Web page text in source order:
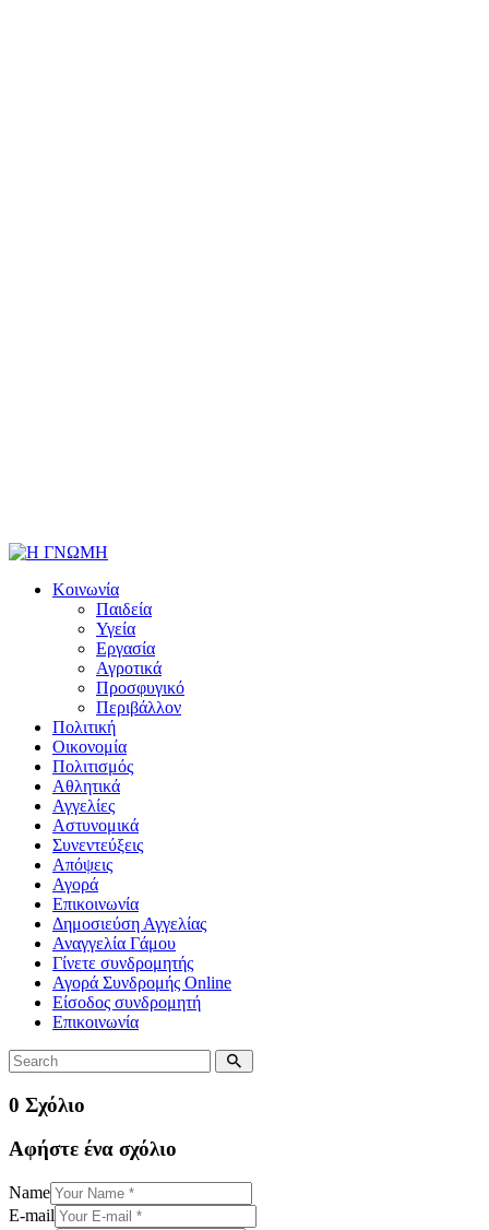
Κοινωνία
Παιδεία
Υγεία
Εργασία
Αγροτικά
Προσφυγικό
Περιβάλλον
Πολιτική
Οικονομία
Πολιτισμός
Αθλητικά
Αγγελίες
Αστυνομικά
Συνεντεύξεις
Απόψεις
Αγορά
Επικοινωνία
Δημοσιεύση Αγγελίας
Αναγγελία Γάμου
Γίνετε συνδρομητής
Αγορά Συνδρομής Online
Είσοδος συνδρομητή
Επικοινωνία
0 Σχόλιο
Αφήστε ένα σχόλιο
Name
E-mail